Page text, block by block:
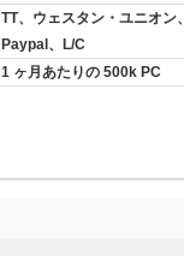
TT、ウェスタン・ユニオン、
Paypal、L/C
1 ヶ月あたりの 500k PC